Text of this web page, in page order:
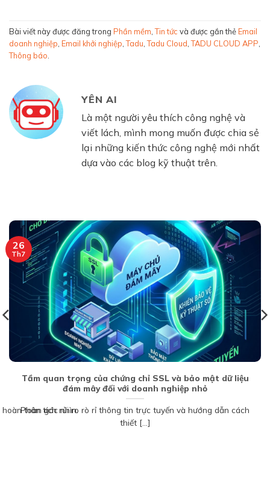
Bài viết này được đăng trong Phần mềm ,Tin tức và được gắn thẻEmail
doanh nghiệp Email khởi nghiệp ,Tadu ,Tadu Cloud ,TADU CLOUD APP
Thông báo
YÊN AI
Là một người yêu thích công nghệ và
viết lách, mình mong muốn được chia sẻ
lại những kiến thức công nghệ mới nhất
dựa vào các blog kỹ thuật trên.
Tầm quan trọng của chứng chỉ SSL và bảo mật dữ liệu
đám mây đối với doanh nghiệp nhỏ
Phân tích rủi ro rò rỉ thông tin trực tuyến và hướng dẫn cách
thiết [...]
26
Th7
toàn góc nhìn.